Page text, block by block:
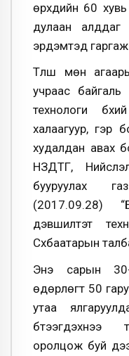
өрхүүдийн 60
дулаан
эрдэмтэд
Түлш мөн
учраас
технологи
халаагуур, гэр
худалдан авах
НЗДТГ,
бууруулах
(2017.09.28)
дэвшилтэт
Сүхбаатарын
Энэ сарын 30-
өдөрлөгт 50
утаа
оролцож буй